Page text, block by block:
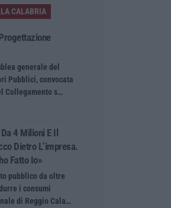
CALABRIA
generale del
Pubblici, convocata
Collegamento s…
4 Milioni E Il
Dietro L’impresa.
Fatto Io»
pubblico da oltre
i consumi
di Reggio Cala…